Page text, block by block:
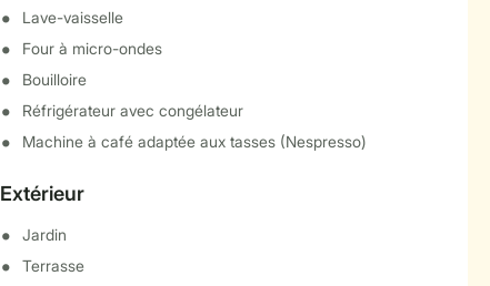
Lave-vaisselle
Four à micro-ondes
Bouilloire
Réfrigérateur avec congélateur
Machine à café adaptée aux tasses (Nespresso)
Extérieur
Jardin
Terrasse